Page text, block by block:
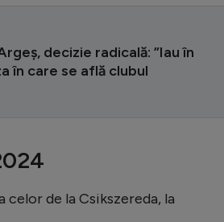
decizie radicală: ”Iau în
în care se află clubul
de la Csikszereda, la